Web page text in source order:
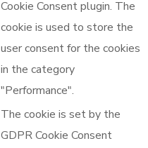
Cookie Consent plugin. The
cookie is used to store the
user consent for the cookies
in the category
"Performance".
The cookie is set by the
GDPR Cookie Consent